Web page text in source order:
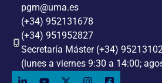
pgm@uma.es
(+34) 952131678
(+34) 951952827
Secretaría Máster (+34)
(lunes a viernes 9:30 a 14:00;